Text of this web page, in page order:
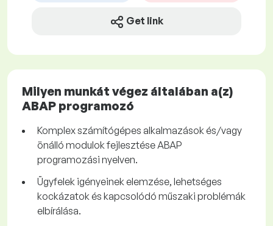
Get link
Milyen munkát végez általában a(z)
ABAP programozó
Komplex számítógépes alkalmazások és/vagy
önálló modulok fejlesztése ABAP
programozási nyelven.
Ügyfelek igényeinek elemzése, lehetséges
kockázatok és kapcsolódó műszaki problémák
elbírálása.